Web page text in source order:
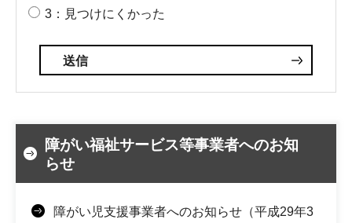
3：見つけにくかった
障がい福祉サービス等事業者へのお知
らせ
障がい児支援事業者へのお知らせ（平成29年3